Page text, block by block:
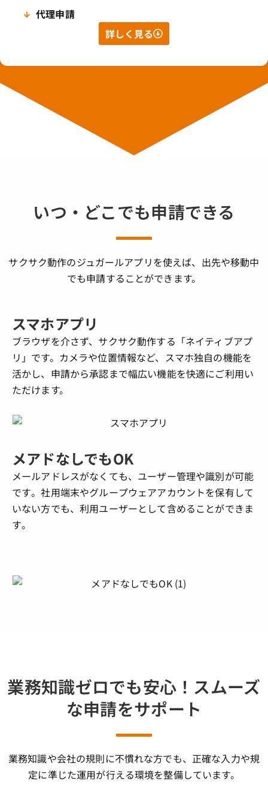
代理申請
詳しく見る
いつ・どこでも申請できる
サクサク動作のジュガールアプリを使えば、出先や移動中
でも申請することができます。
スマホアプリ
ブラウザを介さず、サクサク動作する「ネイティブアプ
リ」です。カメラや位置情報など、スマホ独自の機能を
活かし、申請から承認まで幅広い機能を快適にご利用い
ただけます。
メアドなしでもOK
メールアドレスがなくても、ユーザー管理や識別が可能
です。社用端末やグループウェアアカウントを保有して
いない方でも、利用ユーザーとして含めることができま
す。
業務知識ゼロでも安心！スムーズ
な申請をサポート
業務知識や会社の規則に不慣れな方でも、正確な入力や規
定に準じた運用が行える環境を整備しています。